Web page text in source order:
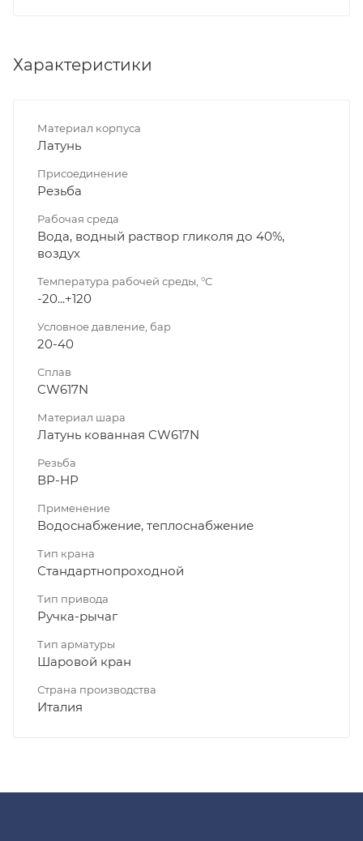
Характеристики
Материал корпуса
Латунь
Присоединение
Резьба
Рабочая среда
Вода, водный раствор гликоля до 40%,
воздух
Температура рабочей среды, °C
-20...+120
Условное давление, бар
20-40
Сплав
CW617N
Материал шара
Латунь кованная CW617N
Резьба
ВР-НР
Применение
Водоснабжение, теплоснабжение
Тип крана
Стандартнопроходной
Тип привода
Ручка-рычаг
Тип арматуры
Шаровой кран
Страна производства
Италия